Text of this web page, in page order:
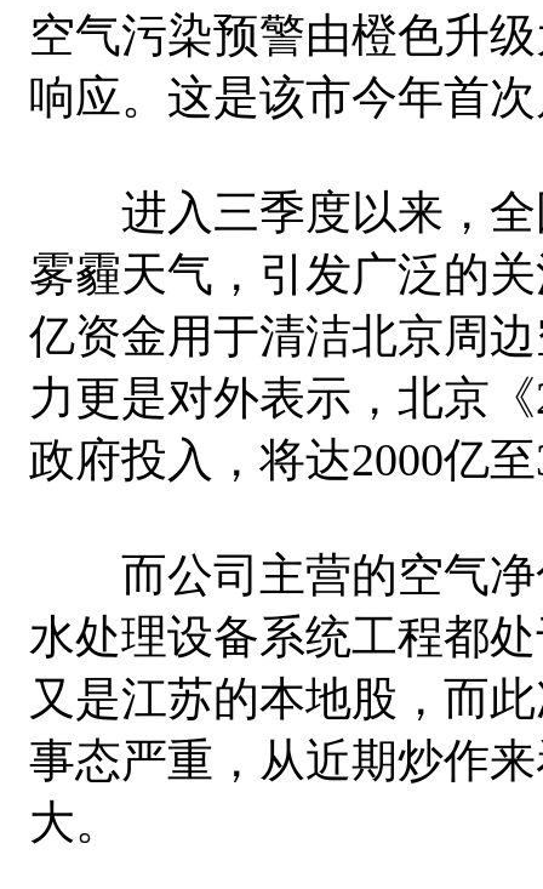
空气污染预警由橙色升
响应。这是该市今年首
进入三季度以来，全
雾霾天气，引发广泛的
亿资金用于清洁北京周
力更是对外表示，北京
政府投入，将达2000亿
而公司主营的空气净
水处理设备系统工程都
又是江苏的本地股，而
事态严重，从近期炒作
大。